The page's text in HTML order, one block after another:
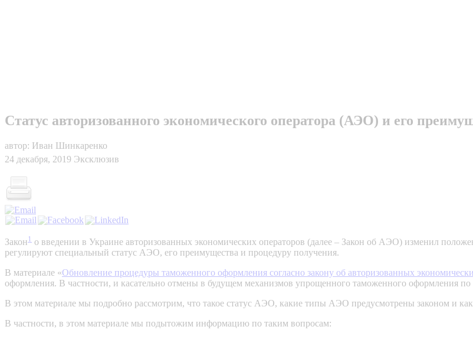
Статус авторизованного экономического оператора (АЭО) и его
автор: Иван Шинкаренко
24 декабря, 2019 Эксклюзив
Закон1 о введении в Украине авторизованных экономических операторов (далее – Закон об АЭО) изменил
регулируют специальный статус АЭО, его преимущества и процедуру получения.
В материале «Обновление процедуры таможенного оформления согласно закону об авторизованных
оформления. В частности, и касательно отмены в будущем механизмов упрощенного таможенного оформления
В этом материале мы подробно рассмотрим, что такое статус АЭО, какие типы АЭО предусмотрены законом и
В частности, в этом материале мы подытожим информацию по таким вопросам: